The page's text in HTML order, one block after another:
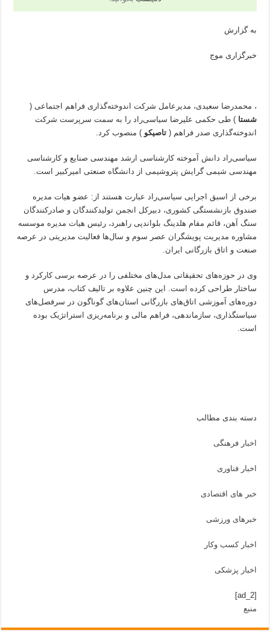
به گزارش
خبرگزاری موج
، محمدرضا سعیدی، مدیرعامل شرکت اندوخته‌گذاری فراهم اجتماعی (
شستا ) طی حکمی علیرضا سیاسی‌راد را به سمت سرپرست شرکت
اندوخته‌گذاری صدر فراهم (تاصیکو ) منصوب کرد.
سیاسی‌راد دانش آموخته کارشناسی ارشد مهندسی صنایع و کارشناسی
مهندسی شیمی گرایش پتروشیمی از دانشگاه صنعتی امیرکبیر است.
برخی از اسبق اجرایی سیاسی‌راد عبارت هستند از: عضو هیات مدیره
صندوق بازنشستگی کشوری، دبیرکل انجمن تولیدکنندگان و صادرکنندگان
سنگ آهن، قائم مقام هلدینگ بلواندپی راهبرد، رئیس هیات مدیره موسسه
مشاوره مدیریت پویشگران عصر سوم و سال‌ها فعالیت مدیریتی در عرصه
صنعت و اتاق بازرگانی ایران.
وی در حوزه‌های تحقیقاتی مدل‌های مختلفی را در عرصه برسی کارکرد و
ساختار طراحی کرده است. این چنین علاوه بر تالیف کتاب، مدرس
دوره‌های آموزشی اتاق‌های بازرگانی استان‌های گوناگون در سرفصل‌های
سیاستگذاری، سازماندهی، فراهم مالی و برنامه‌ریزی استراتژیک بوده
است.
دسته بندی مطالب
اخبار فرهنگی
اخبار فناوری
خبر های اقتصادی
خبرهای ورزشی
اخبار کسب وکار
اخبار پزشکی
[ad_2]
منبع